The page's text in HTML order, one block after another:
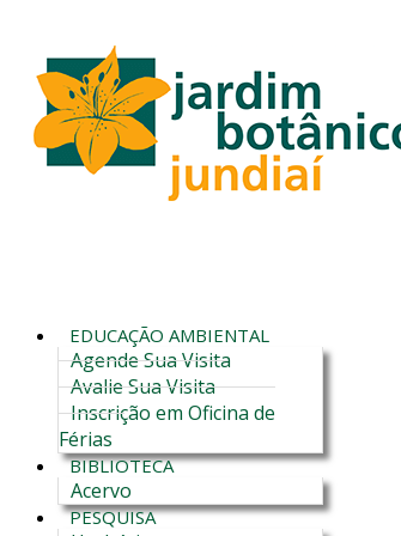
EDUCAÇÃO AMBIENTAL
Agende Sua Visita
Avalie Sua Visita
Inscrição em Oficina de
Férias
BIBLIOTECA
Acervo
PESQUISA